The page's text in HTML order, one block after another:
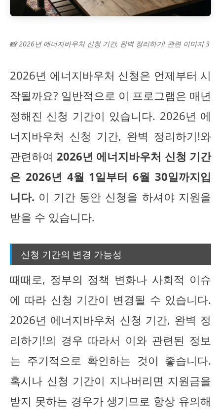
📸 2026년 에너지바우처 신청 기간, 완벽 정리하기! 관련 이미지 3
2026년 에너지바우처 신청은 언제부터 시
작될까요? 일반적으로 이 프로그램은 매년
정해진 신청 기간이 있습니다. 2026년 에
너지바우처 신청 기간, 완벽 정리하기!와
관련하여 2026년 에너지바우처 신청 기간
은 2026년 4월 1일부터 6월 30일까지입
니다. 이 기간 동안 신청을 하셔야 지원을
받을 수 있습니다.
신청 기간의 변경 가능성
때때로, 정부의 정책 변화나 사회적 이슈
에 따라 신청 기간이 변경될 수 있습니다.
2026년 에너지바우처 신청 기간, 완벽 정
리하기!의 경우 따라서 이와 관련된 정보
는 주기적으로 확인하는 것이 좋습니다.
혹시나 신청 기간이 지나버리면 지원금을
받지 못하는 경우가 생기므로 항상 유의해